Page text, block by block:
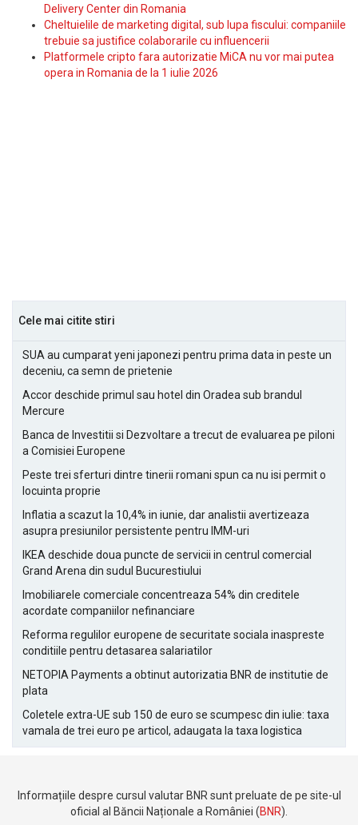
Delivery Center din Romania
Cheltuielile de marketing digital, sub lupa fiscului: companiile
trebuie sa justifice colaborarile cu influencerii
Platformele cripto fara autorizatie MiCA nu vor mai putea
opera in Romania de la 1 iulie 2026
Cele mai citite stiri
SUA au cumparat yeni japonezi pentru prima data in peste un
deceniu, ca semn de prietenie
Accor deschide primul sau hotel din Oradea sub brandul
Mercure
Banca de Investitii si Dezvoltare a trecut de evaluarea pe piloni
a Comisiei Europene
Peste trei sferturi dintre tinerii romani spun ca nu isi permit o
locuinta proprie
Inflatia a scazut la 10,4% in iunie, dar analistii avertizeaza
asupra presiunilor persistente pentru IMM-uri
IKEA deschide doua puncte de servicii in centrul comercial
Grand Arena din sudul Bucurestiului
Imobiliarele comerciale concentreaza 54% din creditele
acordate companiilor nefinanciare
Reforma regulilor europene de securitate sociala inaspreste
conditiile pentru detasarea salariatilor
NETOPIA Payments a obtinut autorizatia BNR de institutie de
plata
Coletele extra-UE sub 150 de euro se scumpesc din iulie: taxa
vamala de trei euro pe articol, adaugata la taxa logistica
Informațiile despre cursul valutar BNR sunt preluate de pe site-ul
oficial al Băncii Naționale a României (BNR).